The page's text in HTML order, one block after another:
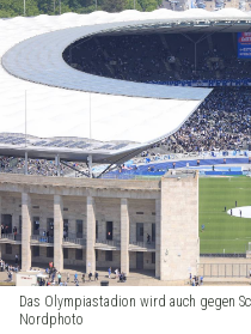
Das Olympiastadion wird auch gegen
Nordphoto